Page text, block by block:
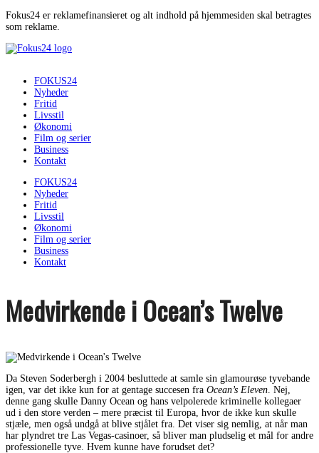
Fokus24 er reklamefinansieret og alt indhold på hjemmesiden skal betragtes
som reklame.
FOKUS24
Nyheder
Fritid
Livsstil
Økonomi
Film og serier
Business
Kontakt
FOKUS24
Nyheder
Fritid
Livsstil
Økonomi
Film og serier
Business
Kontakt
Medvirkende i Ocean’s Twelve
Da Steven Soderbergh i 2004 besluttede at samle sin glamourøse tyvebande
igen, var det ikke kun for at gentage succesen fra Ocean’s Eleven . Nej,
denne gang skulle Danny Ocean og hans velpolerede kriminelle kollegaer
ud i den store verden – mere præcist til Europa, hvor de ikke kun skulle
stjæle, men også undgå at blive stjålet fra. Det viser sig nemlig, at når man
har plyndret tre Las Vegas-casinoer, så bliver man pludselig et mål for andre
professionelle tyve. Hvem kunne have forudset det?